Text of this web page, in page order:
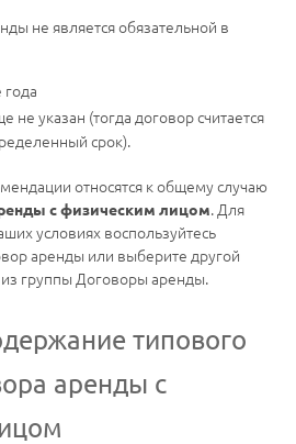
не является обязательной в
не указан (тогда договор считается
срок).
относятся к общему случаю
с физическим лицом. Для
условиях воспользуйтесь
аренды или выберите другой
группы Договоры аренды.
типового
аренды с